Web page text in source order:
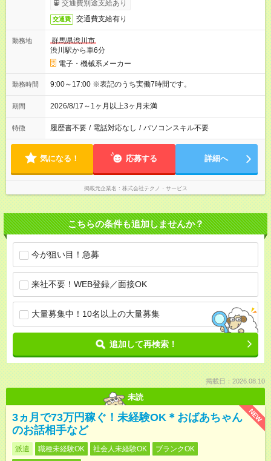
交通費別途支給あり
交通費 交通費支給有り
勤務地
群馬県渋川市
渋川駅から車6分
電子・機械系メーカー
勤務時間 9:00～17:00 ※表記のうち実働7時間です。
期間 2026/8/17～1ヶ月以上3ヶ月未満
特徴 履歴書不要 / 電話対応なし / パソコンスキル不要
気になる！ 応募する 詳細へ
掲載元企業名 株式会社テクノ・サービス
こちらの条件も追加しませんか？
今が狙い目！急募
来社不要！WEB登録／面接OK
大量募集中！10名以上の大量募集
追加して再検索！
掲載日：2026.08.10
未読
NEW
3ヵ月で73万円稼ぐ！未経験OK＊おばあちゃん
のお話相手など
派遣 職種未経験OK 社会人未経験OK ブランクOK